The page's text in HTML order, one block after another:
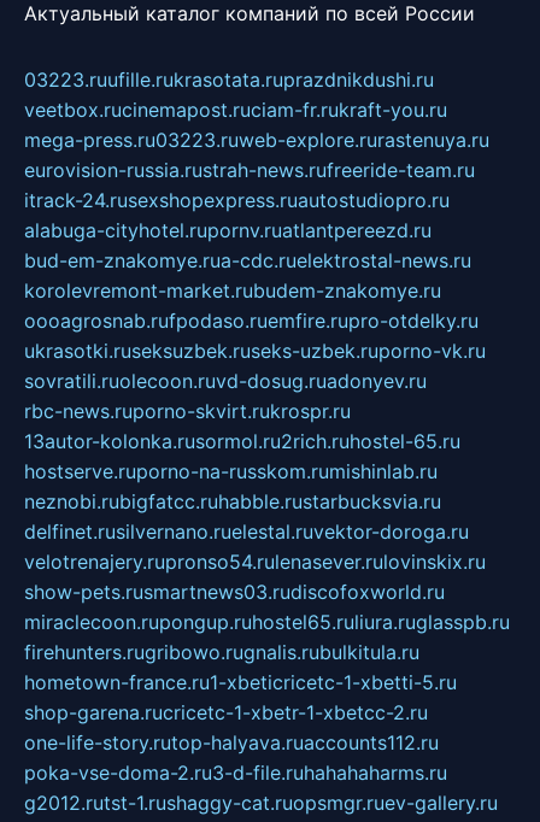
Актуальный каталог компаний по всей России
03223.ruufille.rukrasotata.ruprazdnikdushi.ru
veetbox.rucinemapost.ruciam-fr.rukraft-you.ru
mega-press.ru03223.ruweb-explore.rurastenuya.ru
eurovision-russia.rustrah-news.rufreeride-team.ru
itrack-24.rusexshopexpress.ruautostudiopro.ru
alabuga-cityhotel.rupornv.ruatlantpereezd.ru
bud-em-znakomye.rua-cdc.ruelektrostal-news.ru
korolevremont-market.rubudem-znakomye.ru
oooagrosnab.rufpodaso.ruemfire.rupro-otdelky.ru
ukrasotki.ruseksuzbek.ruseks-uzbek.ruporno-vk.ru
sovratili.ruolecoon.ruvd-dosug.ruadonyev.ru
rbc-news.ruporno-skvirt.rukrospr.ru
13autor-kolonka.rusormol.ru2rich.ruhostel-65.ru
hostserve.ruporno-na-russkom.rumishinlab.ru
neznobi.rubigfatcc.ruhabble.rustarbucksvia.ru
delfinet.rusilvernano.ruelestal.ruvektor-doroga.ru
velotrenajery.rupronso54.rulenasever.rulovinskix.ru
show-pets.rusmartnews03.rudiscofoxworld.ru
miraclecoon.rupongup.ruhostel65.ruliura.ruglasspb.ru
firehunters.rugribowo.rugnalis.rubulkitula.ru
hometown-france.ru1-xbeticricetc-1-xbetti-5.ru
shop-garena.rucricetc-1-xbetr-1-xbetcc-2.ru
one-life-story.rutop-halyava.ruaccounts112.ru
poka-vse-doma-2.ru3-d-file.ruhahahaharms.ru
g2012.rutst-1.rushaggy-cat.ruopsmgr.ruev-gallery.ru